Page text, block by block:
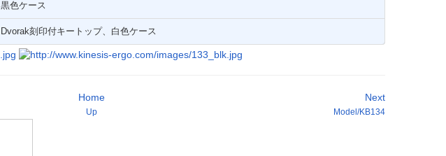
黒色ケース
Dvorak刻印付キートップ、白色ケース
Next
Model/KB134
Home
Up